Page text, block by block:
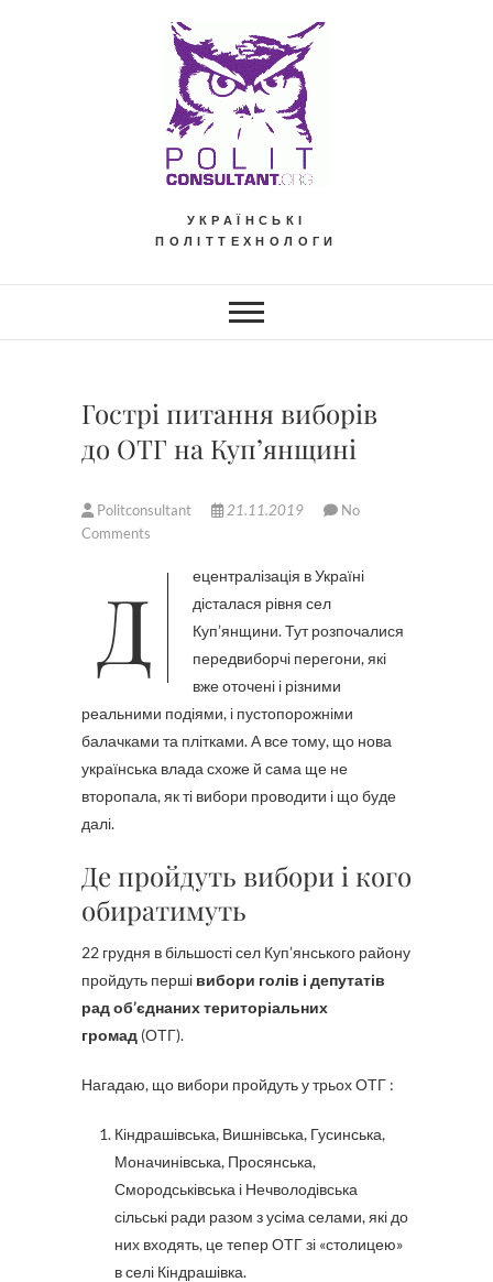
УКРАЇНСЬКІ
ПОЛІТТЕХНОЛОГИ
Гострі питання виборів
до ОТГ на Куп’янщині
Politconsultant 21.11.2019
No
Comments
Децентралізація в Україні
дісталася рівня сел
Куп’янщини. Тут розпочалися
передвиборчі перегони, які
вже оточені і різними
реальними подіями, і пустопорожніми
балачками та плітками. А все тому, що нова
українська влада схоже й сама ще не
второпала, як ті вибори проводити і що буде
далі.
Де пройдуть вибори і кого
обиратимуть
22 грудня в більшості сел Куп’янського району
пройдуть перші вибори голів і депутатів
рад об’єднаних територіальних
громад (ОТГ).
Нагадаю, що вибори пройдуть у трьох ОТГ :
Кіндрашівська, Вишнівська, Гусинська,
Моначинівська, Просянська,
Смородськівська і Нечволодівська
сільські ради разом з усіма селами, які до
них входять, це тепер ОТГ зі «столицею»
в селі Кіндрашівка.